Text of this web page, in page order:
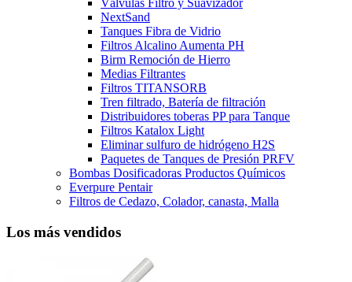
Válvulas Filtro y Suavizador
NextSand
Tanques Fibra de Vidrio
Filtros Alcalino Aumenta PH
Birm Remoción de Hierro
Medias Filtrantes
Filtros TITANSORB
Tren filtrado, Batería de filtración
Distribuidores toberas PP para Tanque
Filtros Katalox Light
Eliminar sulfuro de hidrógeno H2S
Paquetes de Tanques de Presión PRFV
Bombas Dosificadoras Productos Químicos
Everpure Pentair
Filtros de Cedazo, Colador, canasta, Malla
Los más vendidos